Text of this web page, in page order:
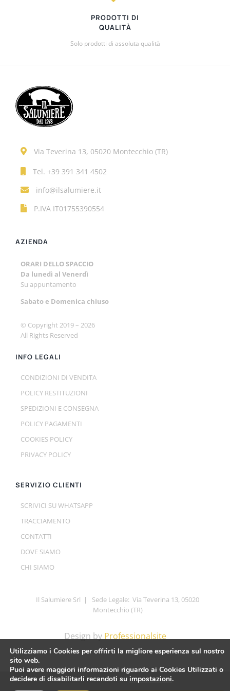
PRODOTTI DI
QUALITÀ
Solo prodotti di assoluta qualità
Via Teverina 13, 05020 Montecchio (TR)
Tel. +39 391 341 4502
info@ilsalumiere.it
P.IVA IT01755390554
AZIENDA
ORARI DELLO SPACCIO
Da lunedì al Venerdì
Su appuntamento
Sabato e Domenica chiuso
© Copyright 2019 – 2026
All Rights Reserved
INFO LEGALI
CONDIZIONI DI VENDITA
POLICY RESTITUZIONI
SPEDIZIONI E CONSEGNA
POLICY PAGAMENTI
COOKIES POLICY
PRIVACY POLICY
SERVIZIO CLIENTI
SCRIVICI SU WHATSAPP
TRACCIAMENTO
CONTATTI
DOVE SIAMO
CHI SIAMO
Il Salumiere Srl | Sede Legale: Via Teverina 13, 05020
Montecchio (TR)
Design by Professionalsite
Utilizziamo i Cookies per offrirti la migliore esperienza sul nostro
sito web.
Puoi avere maggiori informazioni riguardo ai Cookies Utilizzati o
decidere di disabilitarli recandoti su impostazioni.